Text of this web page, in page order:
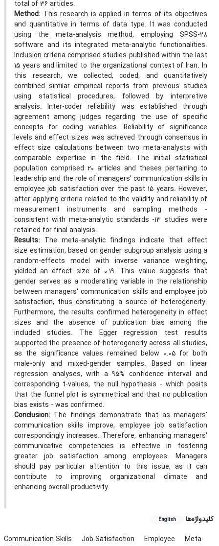
total of 36 articles.
Method: This research is applied in terms of its objectives
and quantitative in terms of data type. It was conducted
using the meta-analysis method, employing SPSS-28
software and its integrated meta-analytic functionalities.
Inclusion criteria comprised studies published within the last
15 years and limited to the organizational context of Iran. In
this research, we collected, coded, and quantitatively
combined similar empirical reports from previous studies
using statistical procedures, followed by interpretive
analysis. Inter-coder reliability was established through
agreement among judges regarding the use of specific
concepts for coding variables. Reliability of significance
levels and effect sizes was achieved through consensus in
effect size calculations between two meta-analysts with
comparable expertise in the field. The initial statistical
population comprised 20 articles and theses pertaining to
leadership and the role of managers' communication skills in
employee job satisfaction over the past 15 years. However,
after applying criteria related to the validity and reliability of
measurement instruments and sampling methods -
consistent with meta-analytic standards -13 studies were
retained for final analysis.
Results: The meta-analytic findings indicate that effect
size estimation, based on gender subgroup analysis using a
random-effects model with inverse variance weighting,
yielded an effect size of 0.19. This value suggests that
gender serves as a moderating variable in the relationship
between managers' communication skills and employee job
satisfaction, thus constituting a source of heterogeneity.
Furthermore, the results confirmed heterogeneity in effect
sizes and the absence of publication bias among the
included studies. The Egger regression test results
supported the presence of heterogeneity across all studies,
as the significance values remained below 0.05 for both
male-only and mixed-gender samples. Based on linear
regression analyses, with a 95% confidence interval and
corresponding t-values, the null hypothesis - which posits
that the funnel plot is symmetrical and that no publication
bias exists - was confirmed.
Conclusion: The findings demonstrate that as managers'
communication skills improve, employee job satisfaction
correspondingly increases. Therefore, enhancing managers'
communicative competencies is effective in fostering
greater job satisfaction among employees. Managers
should pay particular attention to this issue, as it can
contribute to improving organizational climate and
enhancing overall productivity.
کلیدواژه‌ها English
Communication Skills Job Satisfaction Employee
Meta-